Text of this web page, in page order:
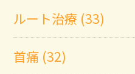
ルート治療 (33)
首痛 (32)